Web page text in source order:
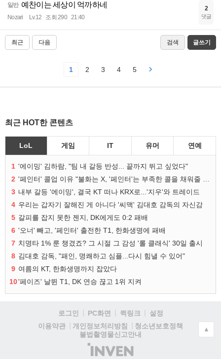
일반 예찬이는 세상이 억까하네
Nozari Lv.12 조회 290 21:40
2
댓글
최근 다음 검색 글쓰기
1 2 3 4 5
최근 HOT한 콘텐츠
LoL 게임 IT 유머 연예
1 '에이밍' 김하람, "팀 내 갈등 반성... 끝까지 뛰고 싶었다"
2
3 내부 갈등 '에이밍', 결국 KT 떠나 KRX로...'지우'와 트레이드
4 우리는 갑자기 잘해진 게 아니다 '씨맥' 김대호 감독의 자신감
5 갈피를 잡지 못한 젠지, DK에게도 0:2 패배
6 '오너' 빼고, '페인터' 출전한 T1, 한화생명에 패배
7 치명타 1% 룬 챙겼죠? 그 시절 그 감성 '롤 클래식' 30일 출시
8 김대호 감독, "패인, 명쾌하고 심플...다시 힘낼 수 있어"
9 여름의 KT, 한화생명까지 잡았다
10'페이즈' 날뛴 T1, DK 연승 끊고 1위 지켜
로그인 PC화면 퀵링크
설정
이용약관
개인정보처리방침
청소년보호정책
불법촬영물신고안내
(주)
▲